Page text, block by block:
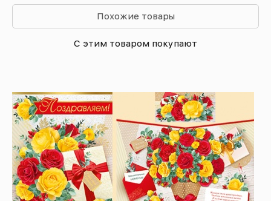
Похожие товары
С этим товаром покупают